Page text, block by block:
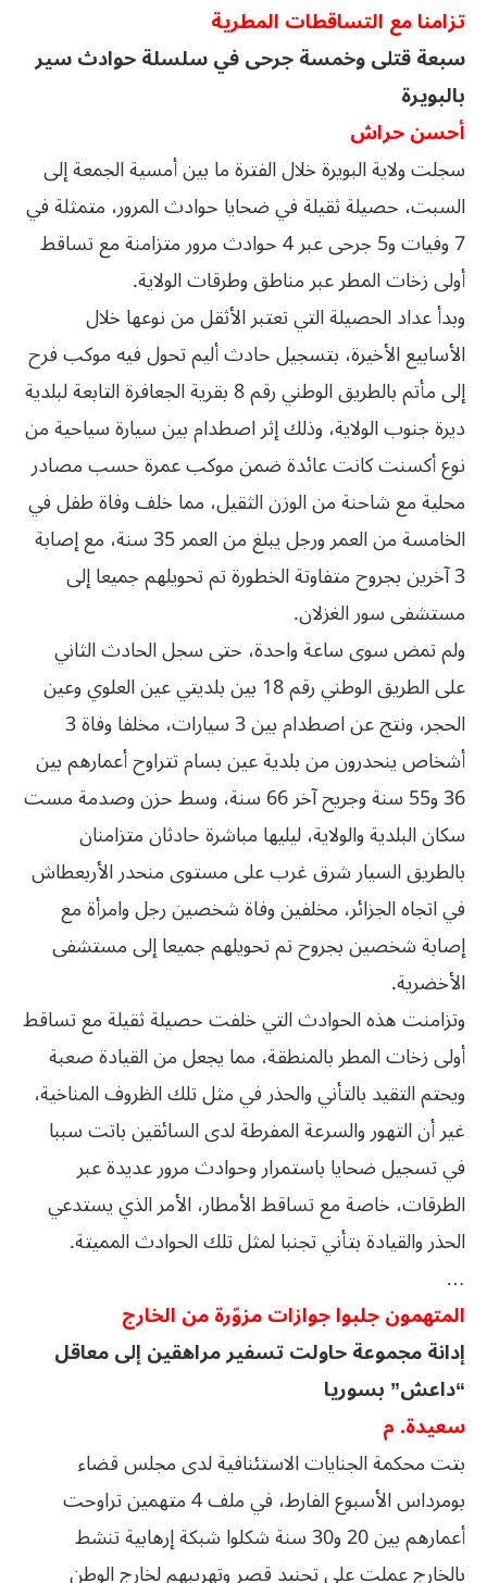
تزامنا مع التساقطات المطرية
سبعة قتلى وخمسة جرحى في سلسلة حوادث سير
بالبويرة
أحسن حراش
سجلت ولاية البويرة خلال الفترة ما بين أمسية الجمعة إلى
السبت، حصيلة ثقيلة في ضحايا حوادث المرور، متمثلة في
7 وفيات و5 جرحى عبر 4 حوادث مرور متزامنة مع تساقط
أولى زخات المطر عبر مناطق وطرقات الولاية.
وبدأ عداد الحصيلة التي تعتبر الأثقل من نوعها خلال
الأسابيع الأخيرة، بتسجيل حادث أليم تحول فيه موكب فرح
إلى مأتم بالطريق الوطني رقم 8 بقرية الجعافرة التابعة لبلدية
ديرة جنوب الولاية، وذلك إثر اصطدام بين سيارة سياحية من
نوع أكسنت كانت عائدة ضمن موكب عمرة حسب مصادر
محلية مع شاحنة من الوزن الثقيل، مما خلف وفاة طفل في
الخامسة من العمر ورجل يبلغ من العمر 35 سنة، مع إصابة
3 آخرين بجروح متفاوتة الخطورة تم تحويلهم جميعا إلى
مستشفى سور الغزلان.
ولم تمض سوى ساعة واحدة، حتى سجل الحادث الثاني
على الطريق الوطني رقم 18 بين بلديتي عين العلوي وعين
الحجر، ونتج عن اصطدام بين 3 سيارات، مخلفا وفاة 3
أشخاص ينحدرون من بلدية عين بسام تتراوح أعمارهم بين
36 و55 سنة وجريح آخر 66 سنة، وسط حزن وصدمة مست
سكان البلدية والولاية، ليليها مباشرة حادثان متزامنان
بالطريق السيار شرق غرب على مستوى منحدر الأربعطاش
في اتجاه الجزائر، مخلفين وفاة شخصين رجل وامرأة مع
إصابة شخصين بجروح تم تحويلهم جميعا إلى مستشفى
الأخضرية.
وتزامنت هذه الحوادث التي خلفت حصيلة ثقيلة مع تساقط
أولى زخات المطر بالمنطقة، مما يجعل من القيادة صعبة
ويحتم التقيد بالتأني والحذر في مثل تلك الظروف المناخية،
غير أن التهور والسرعة المفرطة لدى السائقين باتت سببا
في تسجيل ضحايا باستمرار وحوادث مرور عديدة عبر
الطرقات، خاصة مع تساقط الأمطار، الأمر الذي يستدعي
الحذر والقيادة بتأني تجنبا لمثل تلك الحوادث المميتة.
…
المتهمون جلبوا جوازات مزوّرة من الخارج
إدانة مجموعة حاولت تسفير مراهقين إلى معاقل
“داعش” بسوريا
سعيدة. م
بتت محكمة الجنايات الاستئنافية لدى مجلس قضاء
بومرداس الأسبوع الفارط، في ملف 4 متهمين تراوحت
أعمارهم بين 20 و30 سنة شكلوا شبكة إرهابية تنشط
بالخارج عملت على تجنيد قصر وتهريبهم لخارج الوطن